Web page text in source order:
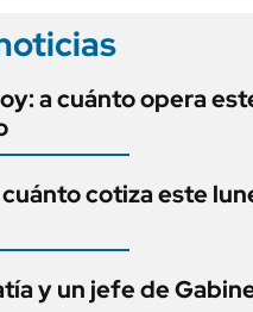
a cuánto opera
cotiza este
y un jefe de